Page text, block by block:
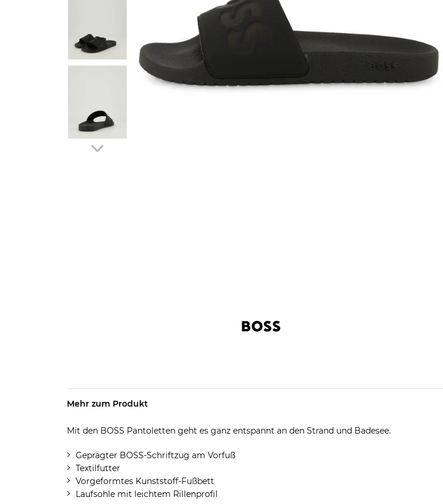
Mehr zum Produkt
Mit den BOSS Pantoletten geht es ganz entspannt an den Strand und Badesee.
Geprägter BOSS-Schriftzug am Vorfuß
Textilfutter
Vorgeformtes Kunststoff-Fußbett
Laufsohle mit leichtem Rillenprofil